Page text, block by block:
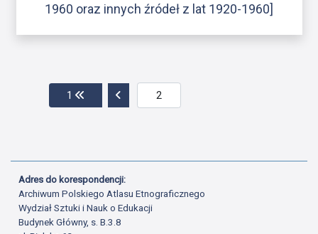
1960 oraz innych źródeł z lat 1920-1960]
1 Przejdź do pierwszej strony
Przejdź do poprzedniej strony
Adres do korespondencji:
Archiwum Polskiego Atlasu Etnograficznego
Wydział Sztuki i Nauk o Edukacji
Budynek Główny, s. B.3.8